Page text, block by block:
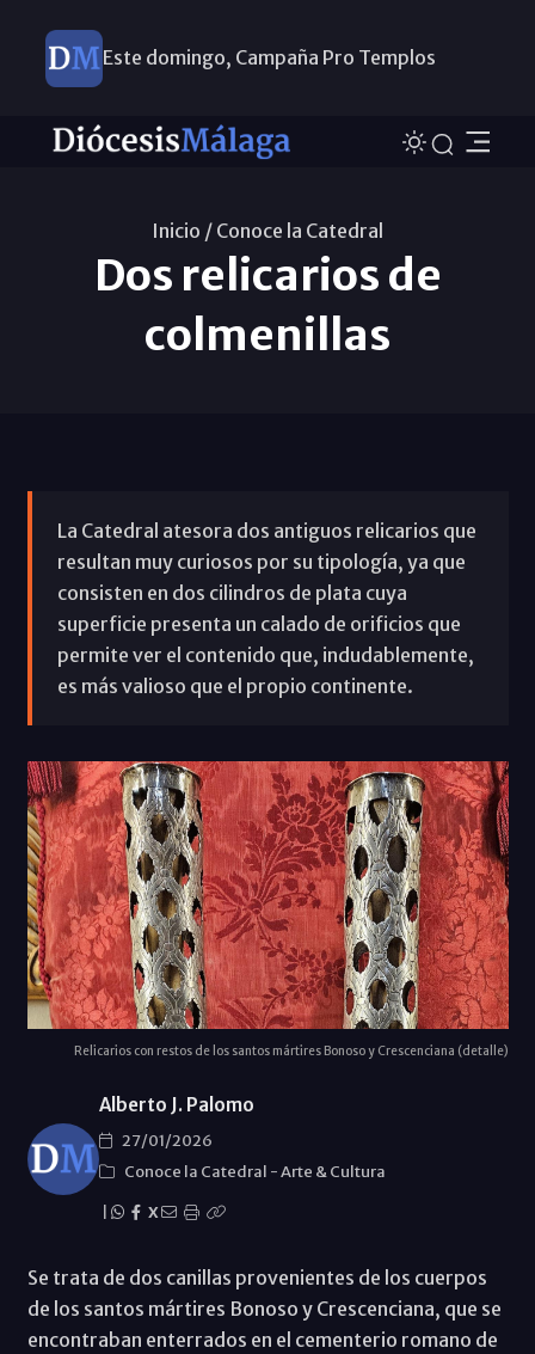
Este domingo, Campaña Pro Templos
Inicio / Conoce la Catedral
Dos relicarios de
colmenillas
La Catedral atesora dos antiguos relicarios que
resultan muy curiosos por su tipología, ya que
consisten en dos cilindros de plata cuya
superficie presenta un calado de orificios que
permite ver el contenido que, indudablemente,
es más valioso que el propio continente.
Relicarios con restos de los santos mártires Bonoso y Crescenciana (detalle)
Alberto J. Palomo
27/01/2026
Conoce la Catedral -Arte & Cultura
X
Se trata de dos canillas provenientes de los cuerpos
de los santos mártires Bonoso y Crescenciana, que se
encontraban enterrados en el cementerio romano de